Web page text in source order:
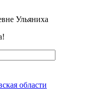
Ульяниха
области